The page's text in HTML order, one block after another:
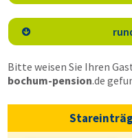

Bitte weisen Sie Ihren
bochum-pension.de